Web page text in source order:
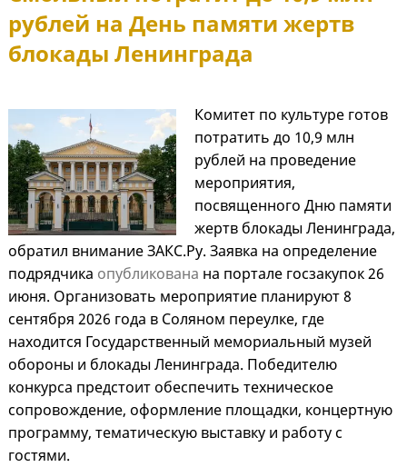
рублей на День памяти жертв
блокады Ленинграда
Комитет по культуре готов
потратить до 10,9 млн
рублей на проведение
мероприятия,
посвященного Дню памяти
жертв блокады Ленинграда,
обратил внимание ЗАКС.Ру. Заявка на определение
подрядчика опубликована на портале госзакупок 26
июня. Организовать мероприятие планируют 8
сентября 2026 года в Соляном переулке, где
находится Государственный мемориальный музей
обороны и блокады Ленинграда. Победителю
конкурса предстоит обеспечить техническое
сопровождение, оформление площадки, концертную
программу, тематическую выставку и работу с
гостями.